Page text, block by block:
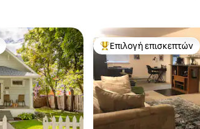
Κορυφαία επιλογή
Επιλογή επισκεπτών